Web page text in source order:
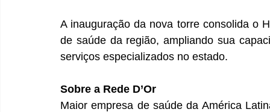
A inauguração da nova torre consolida o
de saúde da região, ampliando sua
serviços especializados no estado.
Sobre a Rede D’Or
Maior empresa de saúde da América